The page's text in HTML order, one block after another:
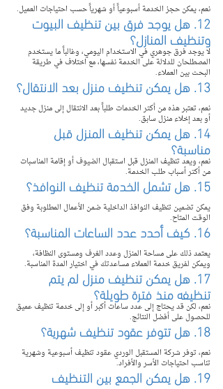
نعم، يمكن حجز الخدمة أسبوعياً أو شهرياً حسب احتياجات العميل.
12. هل يوجد فرق بين تنظيف البيوت
وتنظيف المنازل؟
لا يوجد فرق جوهري في الاستخدام اليومي، وغالباً ما يستخدم
المصطلحان للدلالة على الخدمة نفسها، مع اختلاف في طريقة
البحث بين العملاء.
13. هل يمكن تنظيف منزل بعد الانتقال؟
نعم، تعتبر هذه من أكثر الخدمات طلباً بعد الانتقال إلى منزل جديد
أو بعد إخلاء منزل سابق.
14. هل يمكن تنظيف المنزل قبل
مناسبة؟
نعم، ويعد تنظيف المنزل قبل استقبال الضيوف أو إقامة المناسبات
من أكثر أسباب طلب الخدمة.
15. هل تشمل الخدمة تنظيف النوافذ؟
يمكن تضمين تنظيف النوافذ الداخلية ضمن الأعمال المطلوبة وفق
الوقت المتاح.
16. كيف أحدد عدد الساعات المناسبة؟
يعتمد ذلك على مساحة المنزل وعدد الغرف ومستوى النظافة،
ويمكن لفريق خدمة العملاء مساعدتك في اختيار المدة المناسبة.
17. هل يمكن تنظيف منزل لم يتم
تنظيفه منذ فترة طويلة؟
نعم، لكن قد يحتاج إلى عدد ساعات أكبر أو إلى خدمة تنظيف عميق
للحصول على أفضل النتائج.
18. هل تتوفر عقود تنظيف شهرية؟
نعم، توفر شركة المستقبل الوردي عقود تنظيف أسبوعية وشهرية
تناسب احتياجات الأسر والأفراد.
19. هل يمكن الجمع بين التنظيف